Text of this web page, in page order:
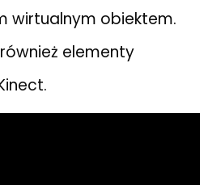
wirtualnym obiektem.
elementy